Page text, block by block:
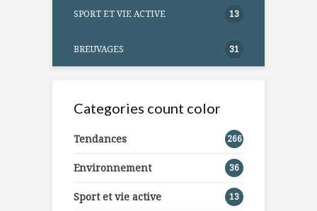
SPORT ET VIE ACTIVE 13
BREUVAGES 31
Categories count color
Tendances 266
Environnement 36
Sport et vie active 13